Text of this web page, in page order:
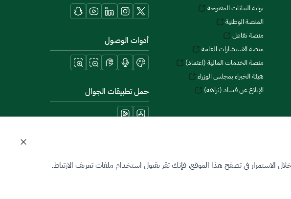
بوابة البيانات المفتوحة
المنصة الوطنية
منصة تفاعل
منصة الاستشارات العامة
منصة الخدمات المالية (اعتماد)
هيئة الخبراء بمجلس الوزراء
الإبلاغ عن فساد (نزاهة)
أدوات الوصول
حمل تطبيقات الجوال
في تصفح هذا الموقع، فإنك تقر بقبول استخدام ملفات تعريف الارتباط.